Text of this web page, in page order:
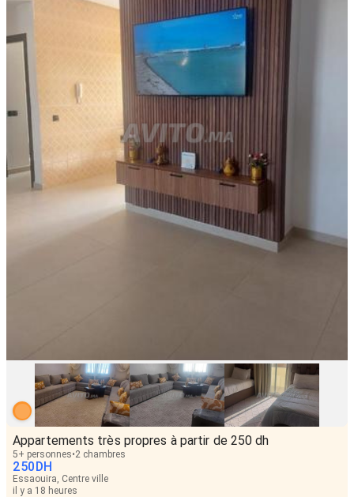
Appartements très propres à partir de 250 dh
5+ personnes 2 chambres
250DH
Essaouira, Centre ville
il y a 18 heures